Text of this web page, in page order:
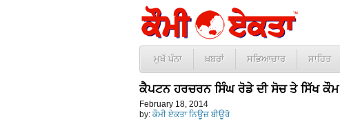
ਮੁਖੱ ਪੰਨਾ ਖ਼ਬਰਾਂ ਸਭਿਆਚਾਰ ਸਾਹਿਤ
ਕੈਪਟਨ ਹਰਚਰਨ ਸਿੰਘ ਰੋਡੇ ਦੀ ਸੋਚ ਤੇ ਸਿੱਖ ਕੌਮ
February 18, 2014
by: ਕੌਮੀ ਏਕਤਾ ਨਿਊਜ਼ ਬੀਊਰੋ